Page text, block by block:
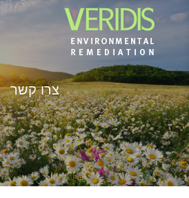
צרו קשר